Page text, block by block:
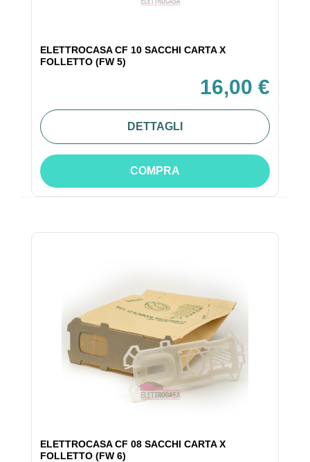
ELETTROCASA CF 10 SACCHI CARTA X
FOLLETTO (FW 5)
16,00 €
DETTAGLI
COMPRA
ELETTROCASA CF 08 SACCHI CARTA X
FOLLETTO (FW 6)